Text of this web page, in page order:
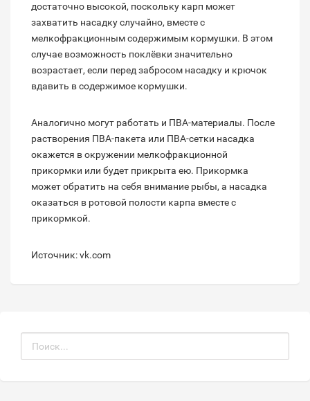
достаточно высокой, поскольку карп может
захватить насадку случайно, вместе с
мелкофракционным содержимым кормушки. В этом
случае возможность поклёвки значительно
возрастает, если перед забросом насадку и крючок
вдавить в содержимое кормушки.
Аналогично могут работать и ПВА-материалы. После
растворения ПВА-пакета или ПВА-сетки насадка
окажется в окружении мелкофракционной
прикормки или будет прикрыта ею. Прикормка
может обратить на себя внимание рыбы, а насадка
оказаться в ротовой полости карпа вместе с
прикормкой.
Источник: vk.com